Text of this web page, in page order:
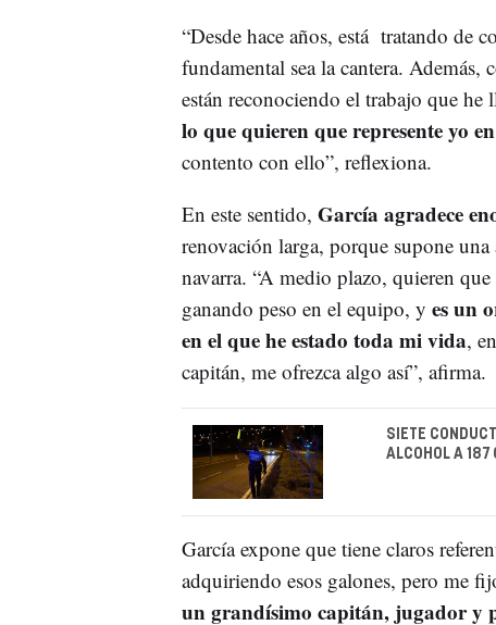
“Desde hace años, está tratando de
fundamental sea la cantera. Además,
están reconociendo el trabajo que he
lo que quieren que represente yo
contento con ello”, reflexiona.
En este sentido, García agradece
renovación larga, porque supone una
navarra. “A medio plazo, quieren
ganando peso en el equipo, y es un
en el que he estado toda mi vida,
capitán, me ofrezca algo así”, afirma.
SIETE
ALCOHOL A 187
García expone que tiene claros
adquiriendo esos galones, pero me
un grandísimo capitán, jugador y